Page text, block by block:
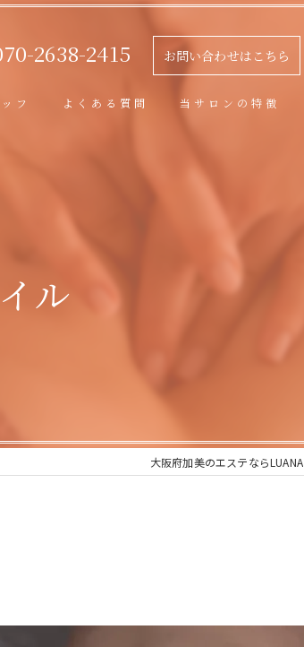
2638-2415 お問い合わせはこちら
フ よくある質問 当サロンの特徴
フェイシャル
リラクゼーション
ル
大阪府加美のエステならLUANA